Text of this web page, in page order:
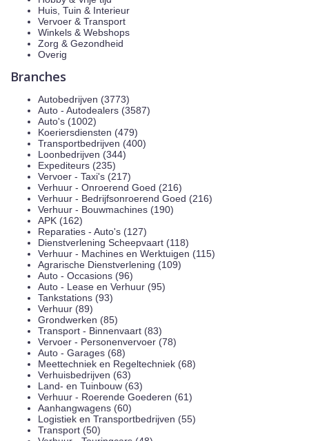
Huis, Tuin & Interieur
Vervoer & Transport
Winkels & Webshops
Zorg & Gezondheid
Overig
Branches
Autobedrijven (3773)
Auto - Autodealers (3587)
Auto's (1002)
Koeriersdiensten (479)
Transportbedrijven (400)
Loonbedrijven (344)
Expediteurs (235)
Vervoer - Taxi's (217)
Verhuur - Onroerend Goed (216)
Verhuur - Bedrijfsonroerend Goed (216)
Verhuur - Bouwmachines (190)
APK (162)
Reparaties - Auto's (127)
Dienstverlening Scheepvaart (118)
Verhuur - Machines en Werktuigen (115)
Agrarische Dienstverlening (109)
Auto - Occasions (96)
Auto - Lease en Verhuur (95)
Tankstations (93)
Verhuur (89)
Grondwerken (85)
Transport - Binnenvaart (83)
Vervoer - Personenvervoer (78)
Auto - Garages (68)
Meettechniek en Regeltechniek (68)
Verhuisbedrijven (63)
Land- en Tuinbouw (63)
Verhuur - Roerende Goederen (61)
Aanhangwagens (60)
Logistiek en Transportbedrijven (55)
Transport (50)